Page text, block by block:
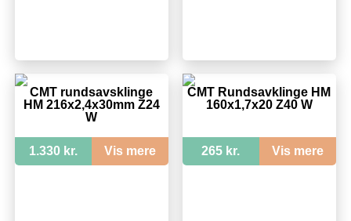
CMT rundsavsklinge
HM 216x2,4x30mm Z24
W
1.330 kr. Vis mere
CMT Rundsavklinge HM
160x1,7x20 Z40 W
265 kr. Vis mere